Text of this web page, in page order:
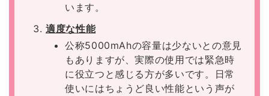
います。
適度な性能
公称5000mAhの容量は少ないとの意見
もありますが、実際の使用では緊急時
に役立つと感じる方が多いです。日常
使いにはちょうど良い性能という声が